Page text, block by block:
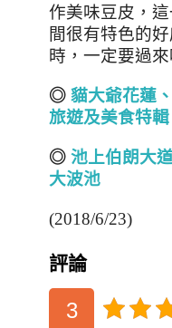
作美味豆皮，
間很有特色的
時，一定要過
◎ 貓大爺花蓮
旅遊及美食特輯
◎ 池上伯朗大
大波池
(2018/6/23)
評論
3